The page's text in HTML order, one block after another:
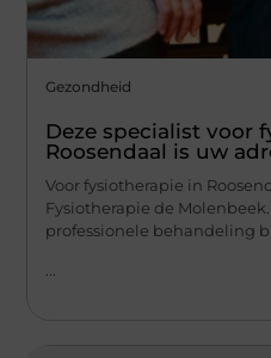
Gezondheid
Deze specialist voor
Roosendaal is uw
Voor fysiotherapie in
Fysiotherapie de
professionele behandeling